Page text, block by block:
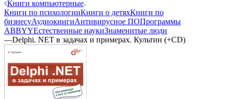
Книги компьютерные
Книги по психологииКниги о детяхКниги по
бизнесуАудиокнигиАнтивирусное ПОПрограммы
ABBYYЕстественные наукиЗнаменитые люди
—Delphi. NET в задачах и примерах. Культин (+CD)